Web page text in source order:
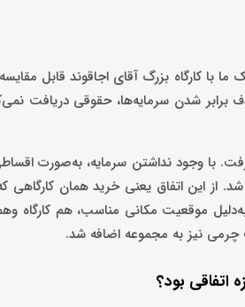
کارگاه بزرگ آقای اجاقوند قابل
برابر شدن سرمایه‌ها،‌ حقوقی دریافت
با وجود نداشتن سرمایه، به‌صورت اقساطی
از این اتفاق یعنی خرید همان کارگاهی
موقعیت مکانی مناسب، هم کارگاه
چرمی نیز به مجموعه اضافه شد.
اتفاقی بود؟